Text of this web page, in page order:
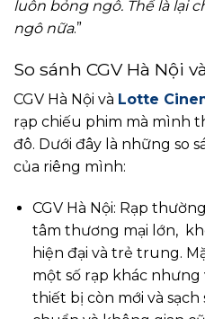
luôn bỏng ngô. Thế là lại
ngô nữa.”
So sánh CGV Hà Nội
CGV Hà Nội và Lotte
rạp chiếu phim mà mình
đô. Dưới đây là những so
của riêng mình:
CGV Hà Nội: Rạp
tâm thương mại lớn,
hiện đại và trẻ trung.
một số rạp khác
thiết bị còn mới và